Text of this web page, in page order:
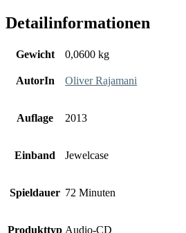
Detailinformationen
Gewicht 0,0600 kg
AutorIn Oliver Rajamani
Auflage 2013
Einband Jewelcase
Spieldauer 72 Minuten
Produkttyp Audio-CD